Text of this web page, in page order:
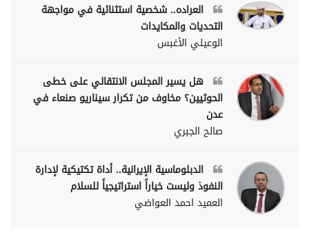
العراده.. شخصية استثنائية في مواجهة
التحديات والمكايدات
الوعيلي الأغبس
هل يسير المجلس الانتقالي على خطى
الحوثيين؟ مخاوف من تكرار سيناريو صنعاء في
عدن
صالح الجبري
الدبلوماسية الإيرانية.. أداة تكتيكية لإدارة
النفوذ وليست خياراً استراتيجياً للسلام
العميد احمد العواضي